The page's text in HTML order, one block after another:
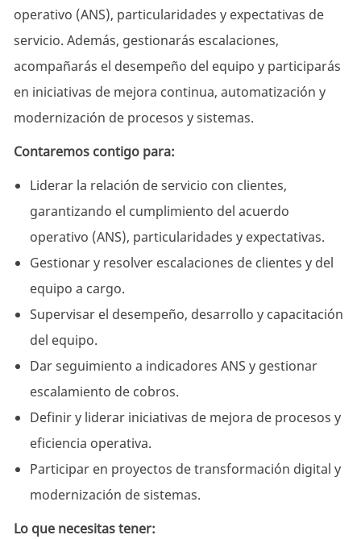
operativo (ANS), particularidades y expectativas de
servicio. Además, gestionarás escalaciones,
acompañarás el desempeño del equipo y participarás
en iniciativas de mejora continua, automatización y
modernización de procesos y sistemas.
Contaremos contigo para:
Liderar la relación de servicio con clientes,
garantizando el cumplimiento del acuerdo
operativo (ANS), particularidades y expectativas.
Gestionar y resolver escalaciones de clientes y del
equipo a cargo.
Supervisar el desempeño, desarrollo y capacitación
del equipo.
Dar seguimiento a indicadores ANS y gestionar
escalamiento de cobros.
Definir y liderar iniciativas de mejora de procesos y
eficiencia operativa.
Participar en proyectos de transformación digital y
modernización de sistemas.
Lo que necesitas tener: